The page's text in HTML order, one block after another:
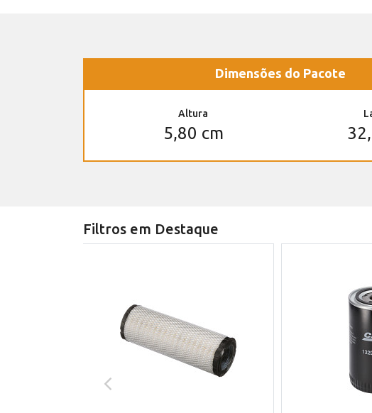
Dimensões do Pacote
Altura
5,80 cm
Filtros em Destaque